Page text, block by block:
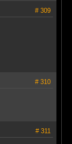
# 309
# 310
# 311